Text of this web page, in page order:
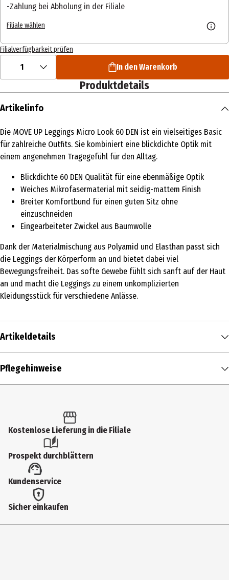
Zahlung bei Abholung in der Filiale
Filiale wählen
Filialverfügbarkeit prüfen
1 In den Warenkorb
Produktdetails
Artikelinfo
Die MOVE UP Leggings Micro Look 60 DEN ist ein vielseitiges Basic
für zahlreiche Outfits. Sie kombiniert eine blickdichte Optik mit
einem angenehmen Tragegefühl für den Alltag.
Blickdichte 60 DEN Qualität für eine ebenmäßige Optik
Weiches Mikrofasermaterial mit seidig-mattem Finish
Breiter Komfortbund für einen guten Sitz ohne
einzuschneiden
Eingearbeiteter Zwickel aus Baumwolle
Dank der Materialmischung aus Polyamid und Elasthan passt sich
die Leggings der Körperform an und bietet dabei viel
Bewegungsfreiheit. Das softe Gewebe fühlt sich sanft auf der Haut
an und macht die Leggings zu einem unkomplizierten
Kleidungsstück für verschiedene Anlässe.
Artikeldetails
Inhalt
DEN
Größenspanne
38-40
Farbe
Pflegehinweise
Kostenlose Lieferung in die Filiale
Prospekt durchblättern
Kundenservice
Sicher einkaufen